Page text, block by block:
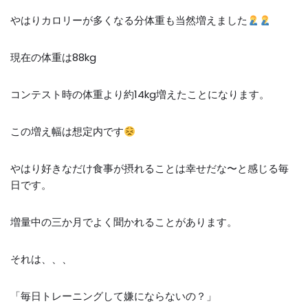
やはりカロリーが多くなる分体重も当然増えました
現在の体重は88kg
コンテスト時の体重より約14kg増えたことになります。
この増え幅は想定内です
やはり好きなだけ食事が摂れることは幸せだな〜と感じる毎
日です。
増量中の三か月でよく聞かれることがあります。
それは、、、
「毎日トレーニングして嫌にならないの？」